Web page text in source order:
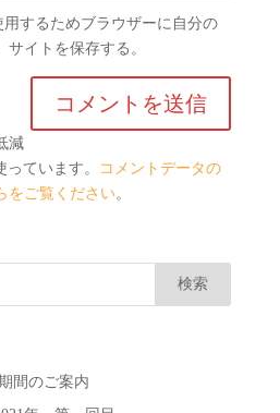
するためブラウザーに自分の
イトを保存する。
減
ています。
コメントデータの
をご覧ください。
間のご案内